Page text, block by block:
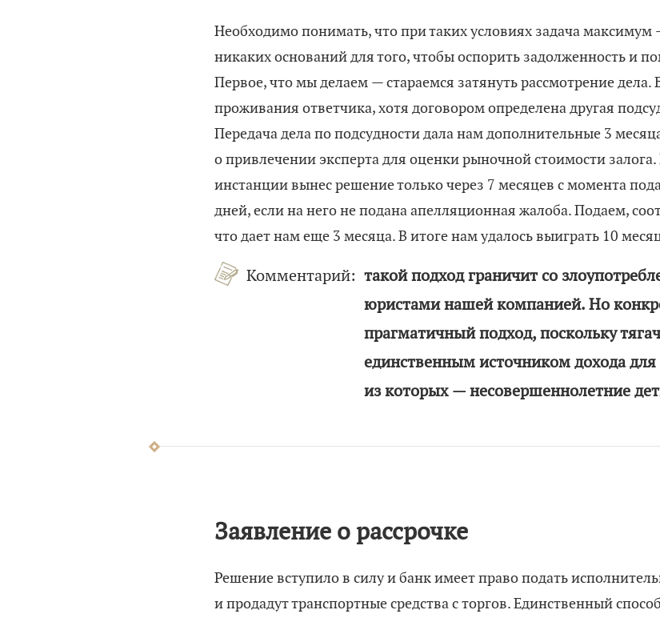
Необходимо понимать, что при таких условиях задача максимум
никаких оснований для того, чтобы оспорить задолженность и
Первое, что мы делаем — стараемся затянуть рассмотрение
проживания ответчика, хотя договором определена другая
Передача дела по подсудности дала нам дополнительные 3
о привлечении эксперта для оценки рыночной стоимости
инстанции вынес решение только через 7 месяцев с момента
дней, если на него не подана апелляционная жалоба. Подаем,
что дает нам еще 3 месяца. В итоге нам удалось выиграть 10
Комментарий: такой подход граничит со
юристами нашей компанией. Но
прагматичный подход, поскольку
единственным источником дохода для
из которых — несовершеннолетние
Заявление о рассрочке
Решение вступило в силу и банк имеет право подать
и продадут транспортные средства с торгов. Единственный